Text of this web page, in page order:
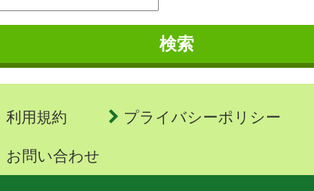
検索
利用規約
プライバシーポリシー
お問い合わせ